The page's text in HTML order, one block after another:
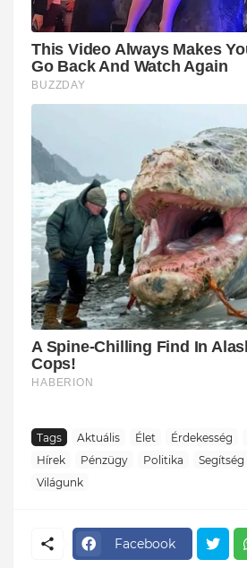
Tags Aktuális Élet Érdekesség
Hírek
Pénzügy Politika Segítség
Világunk
Facebook